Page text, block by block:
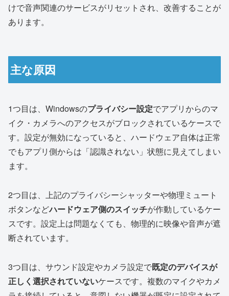
けで音声関連のサービスがリセットされ、改善することが
あります。
主な原因
1つ目は、Windowsのプライバシー設定でアプリからのマ
イク・カメラへのアクセスがブロックされているケースで
す。設定が無効になっていると、ハードウェア自体は正常
でもアプリ側からは「認識されない」状態に見えてしまい
ます。
2つ目は、上記のプライバシーシャッターや物理ミュート
ボタンなどハードウェア側のスイッチが作動しているケー
スです。設定上は問題なくても、物理的に映像や音声が遮
断されています。
3つ目は、サウンド設定やカメラ設定で既定のデバイスが
正しく選択されていないケースです。複数のマイクやカメ